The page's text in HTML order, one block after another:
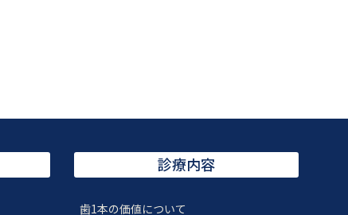
診療内容
歯1本の価値について